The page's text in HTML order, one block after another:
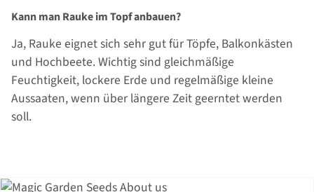
Kann man Rauke im Topf anbauen?
Ja, Rauke eignet sich sehr gut für Töpfe, Balkonkästen
und Hochbeete. Wichtig sind gleichmäßige
Feuchtigkeit, lockere Erde und regelmäßige kleine
Aussaaten, wenn über längere Zeit geerntet werden
soll.